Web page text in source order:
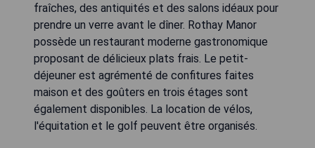
fraîches, des antiquités et des salons idéaux pour
prendre un verre avant le dîner. Rothay Manor
possède un restaurant moderne gastronomique
proposant de délicieux plats frais. Le petit-
déjeuner est agrémenté de confitures faites
maison et des goûters en trois étages sont
également disponibles. La location de vélos,
l'équitation et le golf peuvent être organisés.